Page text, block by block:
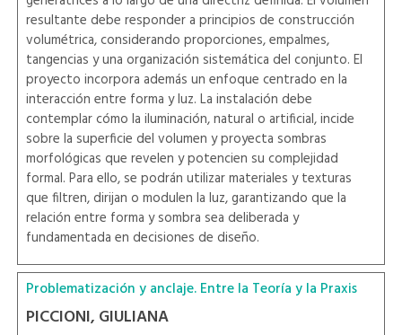
resultante debe responder a principios de construcción
volumétrica, considerando proporciones, empalmes,
tangencias y una organización sistemática del conjunto. El
proyecto incorpora además un enfoque centrado en la
interacción entre forma y luz. La instalación debe
contemplar cómo la iluminación, natural o artificial, incide
sobre la superficie del volumen y proyecta sombras
morfológicas que revelen y potencien su complejidad
formal. Para ello, se podrán utilizar materiales y texturas
que filtren, dirijan o modulen la luz, garantizando que la
relación entre forma y sombra sea deliberada y
fundamentada en decisiones de diseño.
Problematización y anclaje. Entre la Teoría y la Praxis
PICCIONI, GIULIANA